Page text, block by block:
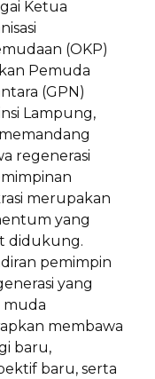
Ketua
(OKP)
Pemuda
(GPN)
Lampung,
regenerasi
merupakan
yang
didukung.
pemimpin
yang
muda
membawa
baru,
baru, serta